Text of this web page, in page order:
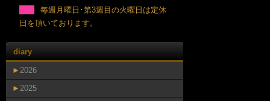
毎週月曜日･第3週目の火曜日は定休
日を頂いております。
diary
► 2026
► 2025